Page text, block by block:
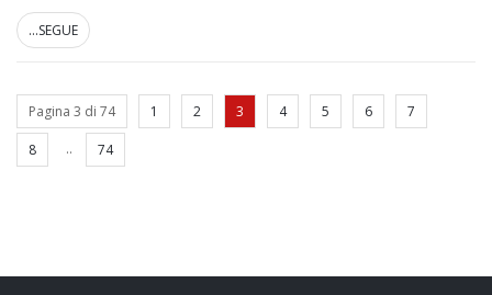
...SEGUE
Pagina 3 di 74 1 2 3 4 5 6 7
8 .. 74